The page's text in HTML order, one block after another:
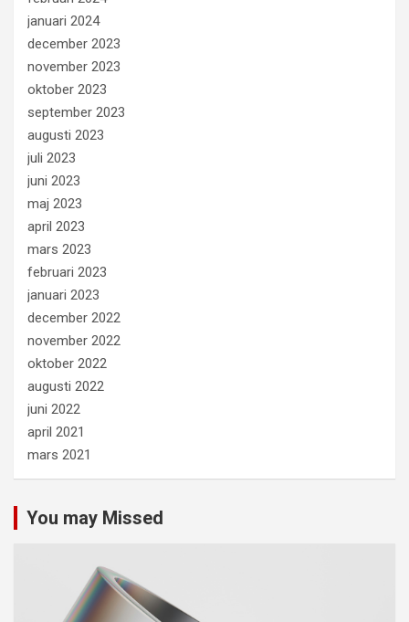
januari 2024
december 2023
november 2023
oktober 2023
september 2023
augusti 2023
juli 2023
juni 2023
maj 2023
april 2023
mars 2023
februari 2023
januari 2023
december 2022
november 2022
oktober 2022
augusti 2022
juni 2022
april 2021
mars 2021
You may Missed